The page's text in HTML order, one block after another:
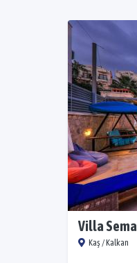
Villa Sema
Kaş / Kalkan